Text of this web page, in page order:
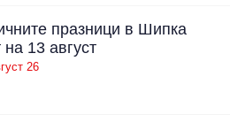
празници в Шипка
на 13 август
26